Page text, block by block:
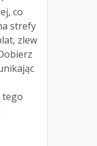
co
strefy
zlew
tego